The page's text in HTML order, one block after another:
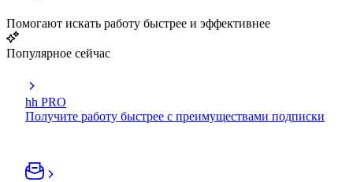
Помогают искать работу быстрее и эффективнее
Популярное сейчас
hh PRO
Получите работу быстрее с преимуществами подписки